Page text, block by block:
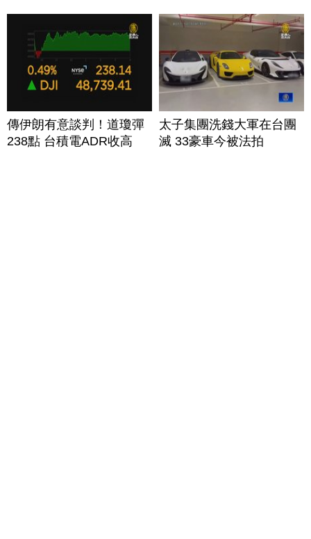
傳伊朗有意談判！道瓊彈
238點 台積電ADR收高
太子集團洗錢大軍在台團
滅 33豪車今被法拍